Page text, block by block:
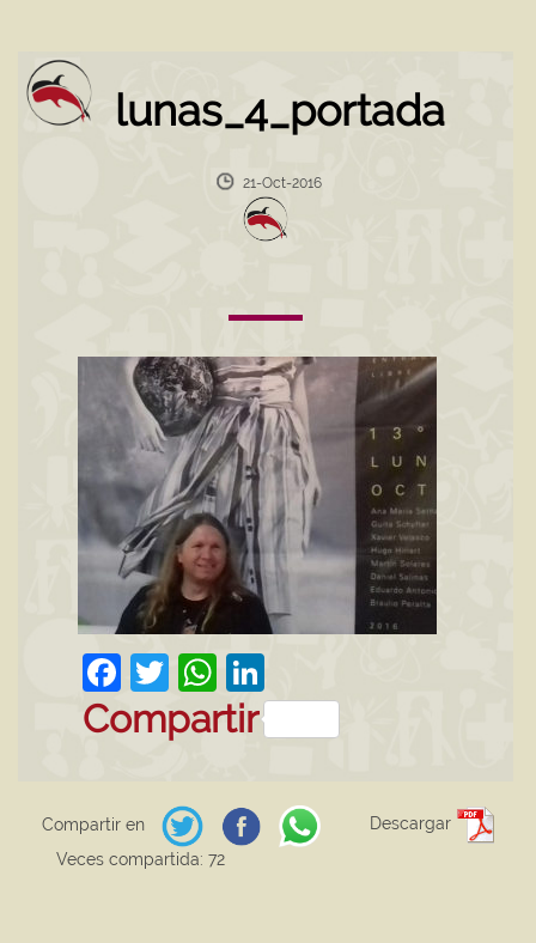
lunas_4_portada
21-Oct-2016
Facebook
TwitterWhatsApp
Compartir
Compartir en
Descargar
Veces compartida: 72